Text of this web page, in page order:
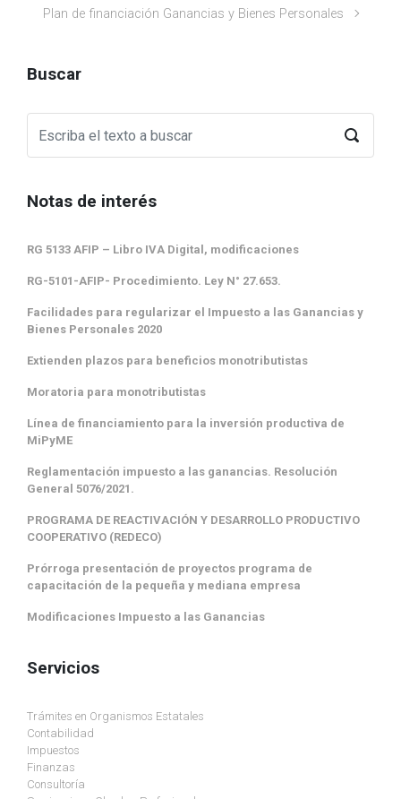
Plan de financiación Ganancias y Bienes Personales
Buscar
Notas de interés
RG 5133 AFIP – Libro IVA Digital, modificaciones
RG-5101-AFIP- Procedimiento. Ley N° 27.653.
Facilidades para regularizar el Impuesto a las Ganancias y
Bienes Personales 2020
Extienden plazos para beneficios monotributistas
Moratoria para monotributistas
Línea de financiamiento para la inversión productiva de
MiPyME
Reglamentación impuesto a las ganancias. Resolución
General 5076/2021.
PROGRAMA DE REACTIVACIÓN Y DESARROLLO PRODUCTIVO
COOPERATIVO (REDECO)
Prórroga presentación de proyectos programa de
capacitación de la pequeña y mediana empresa
Modificaciones Impuesto a las Ganancias
Servicios
Trámites en Organismos Estatales
Contabilidad
Impuestos
Finanzas
Consultoría